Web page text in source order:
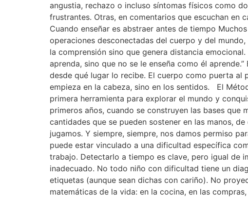
angustia, rechazo o incluso síntomas físicos como
frustrantes. Otras, en comentarios que escuchan en
Cuando enseñar es abstraer antes de tiempo
operaciones desconectadas del cuerpo y del
la comprensión sino que genera distancia
aprenda, sino que no se le enseña como él
desde qué lugar lo recibe. El cuerpo como puerta al
empieza en la cabeza, sino en los sentidos. El
primera herramienta para explorar el mundo y
primeros años, cuando se construyen las bases
cantidades que se pueden sostener en las manos,
jugamos. Y siempre, siempre, nos damos permiso
puede estar vinculado a una dificultad específica
trabajo. Detectarlo a tiempo es clave, pero igual de
inadecuado. No todo niño con dificultad tiene un
etiquetas (aunque sean dichas con cariño). No
matemáticas de la vida: en la cocina, en las